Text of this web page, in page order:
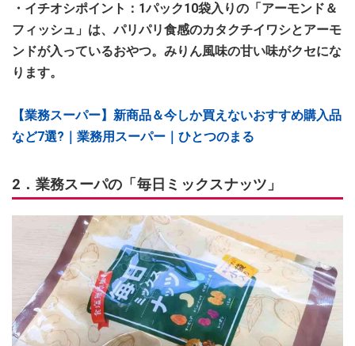
・イチオシポイント：1パック10袋入りの「アーモンド＆
フィッシュ」は、パリパリ食感のカタクチイワシとアーモ
ンドが入っているおやつ。みりん風味の甘い味がクセにな
ります。
【業務スーパー】新商品＆今しか買えないおすすめ購入品
など7選?｜業務用スーパー｜ひとつのまる
2．業務スーパの「毎日ミックスナッツ」